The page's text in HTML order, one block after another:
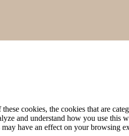
cookies, the cookies that are
and understand how you use
have an effect on your browsing